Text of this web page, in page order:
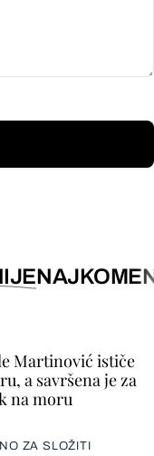
Martinović ističe
a savršena je za
na moru
ZA SLOŽITI